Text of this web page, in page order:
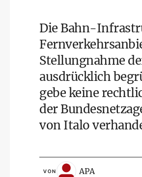
Die Bahn-
Stellungnahme
ausdrücklich
gebe keine
der
von Italo
VON APA